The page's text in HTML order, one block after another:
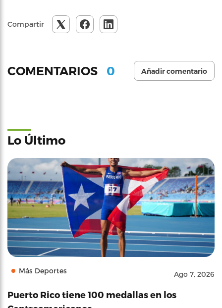
Compartir
COMENTARIOS 0 Añadir comentario
Lo Último
Más Deportes Ago 7, 2026
Puerto Rico tiene 100 medallas en los